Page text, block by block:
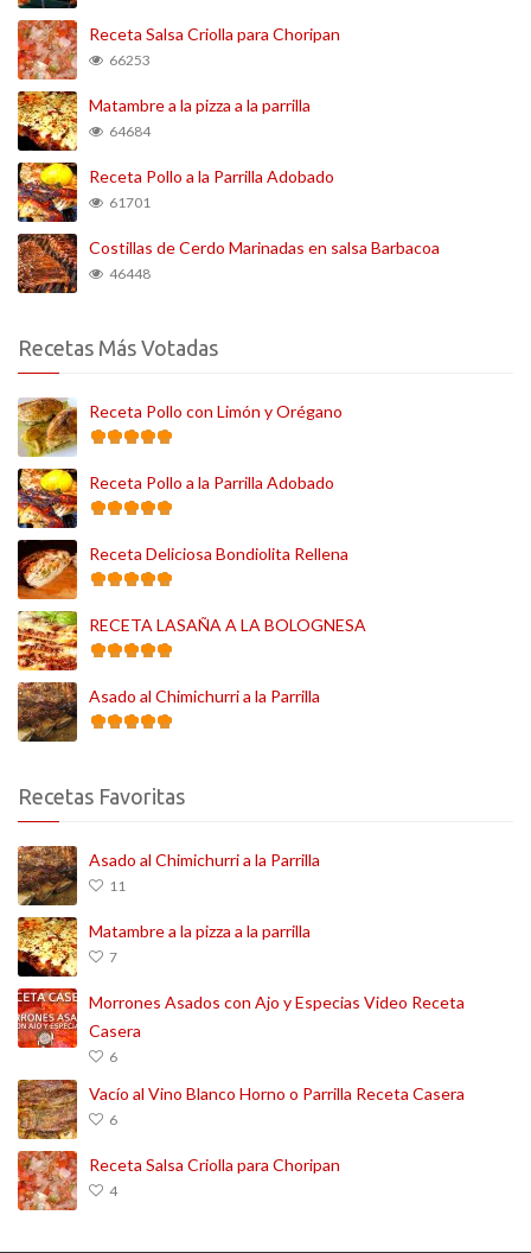
Receta Salsa Criolla para Choripan
66253
Matambre a la pizza a la parrilla
64684
Receta Pollo a la Parrilla Adobado
61701
Costillas de Cerdo Marinadas en salsa Barbacoa
46448
Recetas Más Votadas
Receta Pollo con Limón y Orégano
Receta Pollo a la Parrilla Adobado
Receta Deliciosa Bondiolita Rellena
RECETA LASAÑA A LA BOLOGNESA
Asado al Chimichurri a la Parrilla
Recetas Favoritas
Asado al Chimichurri a la Parrilla
11
Matambre a la pizza a la parrilla
7
Morrones Asados con Ajo y Especias Video Receta
Casera
6
Vacío al Vino Blanco Horno o Parrilla Receta Casera
6
Receta Salsa Criolla para Choripan
4